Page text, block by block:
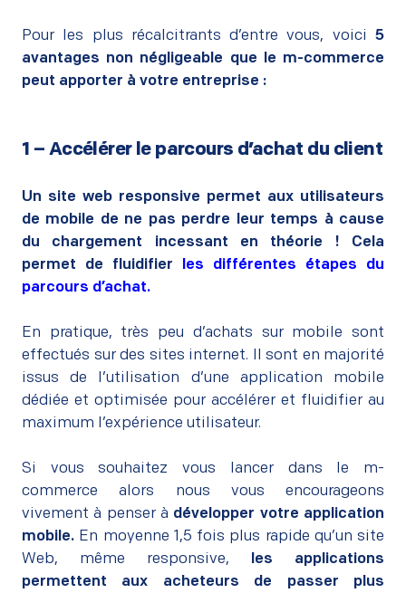
Pour les plus récalcitrants d’entre vous, voici 5
avantages non négligeable que le m-commerce
peut apporter à votre entreprise :
1 – Accélérer le parcours d’achat du client
Un site web responsive permet aux utilisateurs
de mobile de ne pas perdre leur temps à cause
du chargement incessant en théorie ! Cela
permet de fluidifier
les différentes étapes du
parcours d’achat.
En pratique, très peu d’achats sur mobile sont
effectués sur des sites internet. Il sont en majorité
issus de l’utilisation d’une application mobile
dédiée et optimisée pour accélérer et fluidifier au
maximum l’expérience utilisateur.
Si vous souhaitez vous lancer dans le m-
commerce alors nous vous encourageons
vivement à penser à développer votre application
mobile. En moyenne 1,5 fois plus rapide qu’un site
Web, même responsive,
les applications
permettent aux acheteurs de passer plus